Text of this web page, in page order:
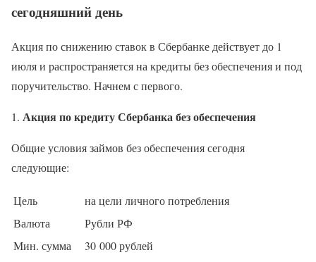
сегодняшний день
Акция по снижению ставок в Сбербанке действует до 1
июля и распространяется на кредиты без обеспечения и под
поручительство. Начнем с первого.
1. Акция по кредиту Сбербанка без обеспечения
Общие условия займов без обеспечения сегодня
следующие:
Цель
на цели личного потребления
Валюта
Рубли РФ
Мин. сумма
30 000 рублей